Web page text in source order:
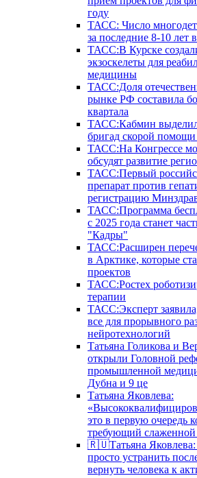
году
ТАСС: Число
за последние 8-10 лет
ТАСС:В Курске
экзоскелеты для
медицины
ТАСС:Доля
рынке РФ составила
квартала
ТАСС:Кабмин
бригад скорой помощи
ТАСС:На Конгрессе
обсудят развитие
ТАСС:Первый
препарат против
регистрацию
ТАСС:Программа
с 2025 года станет
"Кадры"
ТАСС:Расширен
в Арктике, которые
проектов
ТАСС:Ростех
терапии
ТАСС:Эксперт
все для прорывного
нейротехнологий
Татьяна Голикова и
открыли Головной
промышленной
Дубна и 9 це
Татьяна Яковлева:
это в первую очередь
требующий слаженной
🇷🇺Татьяна
просто устранить
вернуть человека к